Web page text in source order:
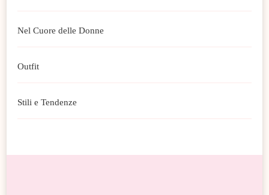
Nel Cuore delle Donne
Outfit
Stili e Tendenze